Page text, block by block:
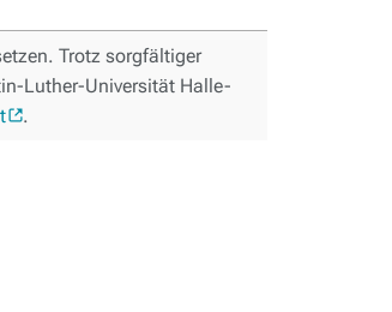
Trotz sorgfältiger
Luther-Universität Halle-
.